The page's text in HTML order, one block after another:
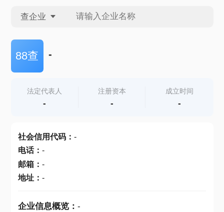
查企业
查企业
查产地
88查 -
法定代表人
-
注册资本
-
成立时间
-
社会信用代码： -
电话： -
邮箱： -
地址： -
企业信息概览： -